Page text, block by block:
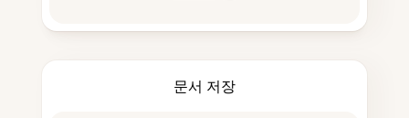
문서 저장